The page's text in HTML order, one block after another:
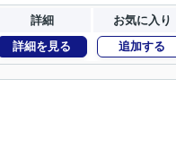
詳細 お気に入り
詳細を見る 追加する